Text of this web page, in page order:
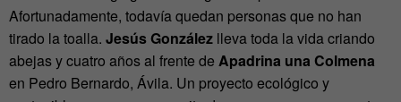
Afortunadamente, todavía quedan personas que no han
tirado la toalla. Jesús González lleva toda la vida criando
abejas y cuatro años al frente de Apadrina una Colmena
en Pedro Bernardo, Ávila. Un proyecto ecológico y